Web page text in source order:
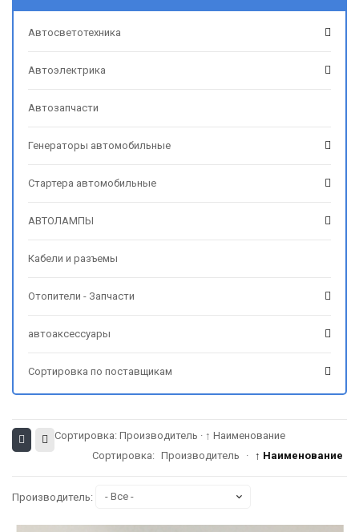
Автосветотехника
Автоэлектрика
Автозапчасти
Генераторы автомобильные
Стартера автомобильные
АВТОЛАМПЫ
Кабели и разъемы
Отопители - Запчасти
автоаксессуары
Сортировка по поставщикам
Сортировка: Производитель · ↑ Наименование
Сортировка: Производитель · ↑ Наименование
Производитель: